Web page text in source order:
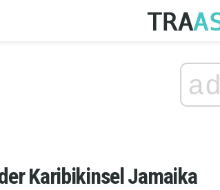
ad
Karibikinsel Jamaika